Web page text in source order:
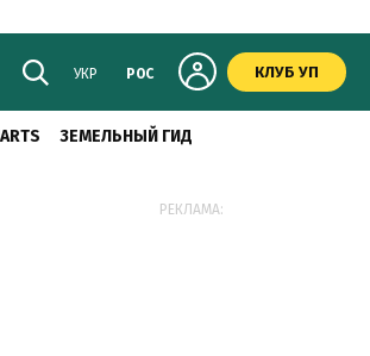
УКР РОС КЛУБ УП
ЗЕМЕЛЬНЫЙ ГИД
РЕКЛАМА: